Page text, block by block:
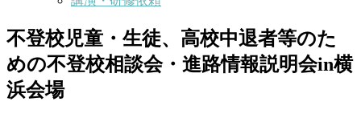
不登校児童・生徒、高校中退者等のた
めの不登校相談会・進路情報説明会in横
浜会場